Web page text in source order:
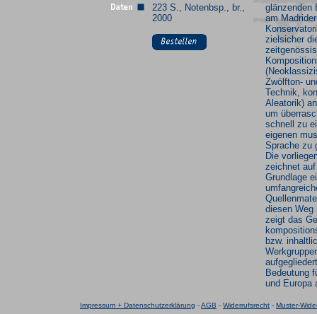
223 S., Notenbsp., br.,
2000
glänzenden
am Madrider
zielsicher
Zwölfton-
Technik,
Aleatorik)
um
schnell zu
eigenen
Sprache zu
Die
zeichnet
Grundlage
diesen Weg
zeigt das
bzw.
Bedeutung
und Europa
Impressum + Datenschutzerklärung -AGB - Widerrufsrecht - Muster-